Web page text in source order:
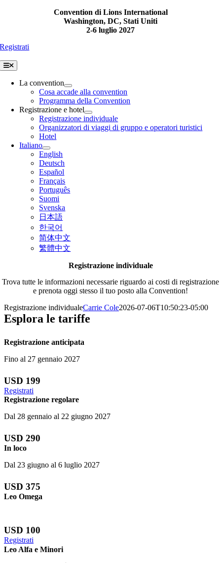
Convention di Lions International
Washington, DC, Stati Uniti
2-6 luglio 2027
Registrati
Toggle
Navigation
La convention
Cosa accade alla convention
Programma della Convention
Registrazione e hotel
Registrazione individuale
Organizzatori di viaggi di gruppo e operatori turistici
Hotel
Italiano
English
Deutsch
Español
Français
Português
Suomi
Svenska
日本語
한국어
简体中文
繁體中文
Registrazione individuale
Trova tutte le informazioni necessarie riguardo ai costi di registrazione
e prenota oggi stesso il tuo posto alla Convention!
Registrazione individualeCarrie Cole2026-07-06T10:50:23-05:00
Esplora le tariffe
Registrazione anticipata
Fino al 27 gennaio 2027
USD 199
Registrati
Registrazione regolare
Dal 28 gennaio al 22 giugno 2027
USD 290
In loco
Dal 23 giugno al 6 luglio 2027
USD 375
Leo Omega
USD 100
Registrati
Leo Alfa e Minori